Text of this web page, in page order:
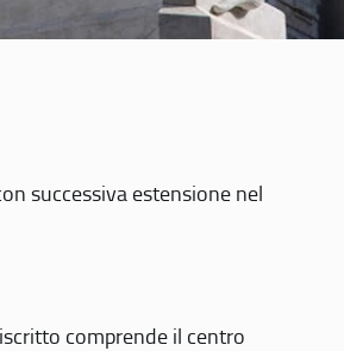
successiva estensione nel
comprende il centro